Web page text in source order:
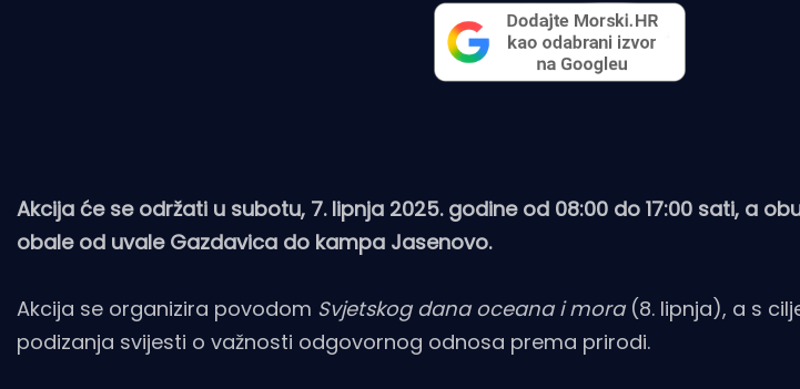
Akcija će se održati u subotu, 7. lipnja 2025. godine od 08:00 do 17:00 sati, a
obale od uvale Gazdavica do kampa Jasenovo.
Akcija se organizira povodom Svjetskog dana oceana i mora(8. lipnja), a s
podizanja svijesti o važnosti odgovornog odnosa prema prirodi.